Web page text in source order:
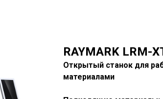
RAYMARK LRM-
Открытый станок для
материалами